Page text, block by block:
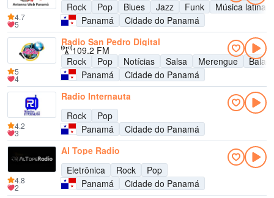
Rock
Pop Blues Jazz Funk
Música latina
Panamá
Cidade do Panamá
4.7
5
Radio San Pedro Digital
109.2 FM
Rock
Pop Notícias Salsa Merengue
Panamá
Cidade do Panamá
5
4
Radio Internauta
Rock
Pop
Panamá
Cidade do Panamá
4.2
3
Al Tope Radio
Eletrônica
Rock
Pop
Panamá
Cidade do Panamá
4.8
2